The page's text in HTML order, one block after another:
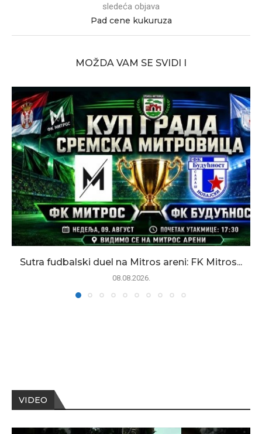
sledeća objava
Pad cene kukuruza
MOŽDA VAM SE SVIDI I
Sutra fudbalski duel na Mitros areni: FK Mitros...
08.08.2026.
VIDEO